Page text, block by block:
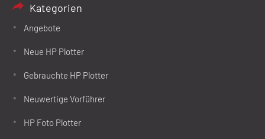
Kategorien
Angebote
Neue HP Plotter
Gebrauchte HP Plotter
Neuwertige Vorführer
HP Foto Plotter